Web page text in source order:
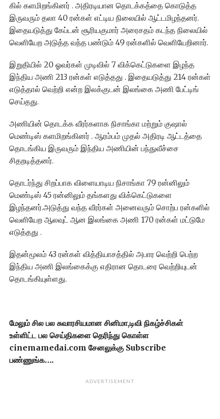
கில் களமிறங்கினர் . அதிரடியான தொடக்கத்தை கொடுத்த
இருவரும் தலா 40 ரன்கள் எட்டிய நிலையில் ஆட்டமிழந்தனர்.
இதையடுத்து கேப்டன் சூரியகுமார் அரைசதம் கடந்த நிலையில்
வெளியேற அடுத்த வந்த பண்டும் 49 ரன்களில் வெளியேறினார்.
இறுதியில் 20 ஓவர்கள் முடிவில் 7 விக்கெட்டுகளை இழந்த
இந்திய அணி 213 ரன்கள் எடுத்தது . இதையடுத்து 214 ரன்கள்
எடுத்தால் வெற்றி என்ற இலக்குடன் இலங்கை அணி பேட்டிங்
செய்தது.
அணியின் தொடக்க வீரர்களாக நிசாங்கா மற்றும் குஷால்
மெண்டிஸ் களமிறங்கினர் . ஆரம்பம் முதல் அதிரடி ஆட்டத்தை
தொடங்கிய இருவரும் இந்திய அணியின் பந்துவீச்சை
சிதறடித்தனர்.
தொடர்ந்து சிறப்பாக விளையாடிய நிசாங்கா 79 ரன்னிலும்
மெண்டிஸ் 45 ரன்னிலும் தங்களது விக்கெட்டுகளை
இழந்தனர்.அடுத்து வந்த வீரர்கள் அனைவரும் சொற்ப ரன்களில்
வெளியேற ஆலவுட் ஆன இலங்கை அணி 170 ரன்கள் மட்டுமே
எடுத்தது .
இதன்மூலம் 43 ரன்கள் வித்தியாசத்தில் அபார வெற்றி பெற்ற
இந்திய அணி இலங்கைக்கு எதிரான தொடரை வெற்றியுடன்
தொடங்கியுள்ளது.
மேலும் சில பல சுவாரசியமான சினிமா,டிவி நிகழ்ச்சிகள்
உள்ளிட்ட பல செய்திகளை தெரிந்து கொள்ள
cinemamedai.com சேனலுக்கு Subscribe
பண்ணுங்க….
ADVERTISEMENT